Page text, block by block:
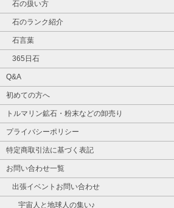
石の扱い方
石のランク紹介
石言葉
365日石
Q&A
初めての方へ
トルマリン鉱石・粉末などの卸売り
プライバシーポリシー
特定商取引法に基づく表記
お問い合わせ一覧
出張イベントお問い合わせ
宇宙人と地球人の集い♪